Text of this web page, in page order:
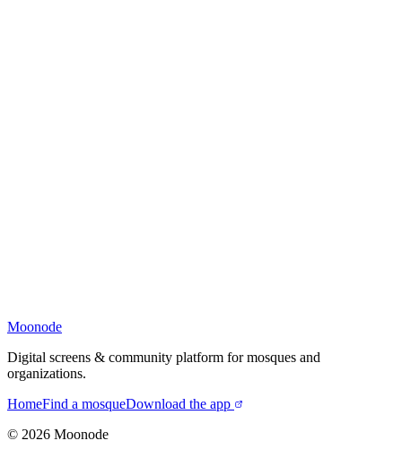
Moonode
Digital screens & community platform for mosques and
organizations.
HomeFind a mosqueDownload the app
© 2026 Moonode